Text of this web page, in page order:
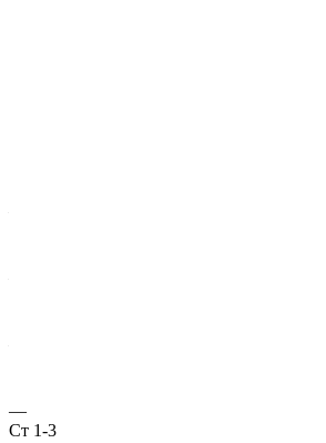
—
Ст 1-3